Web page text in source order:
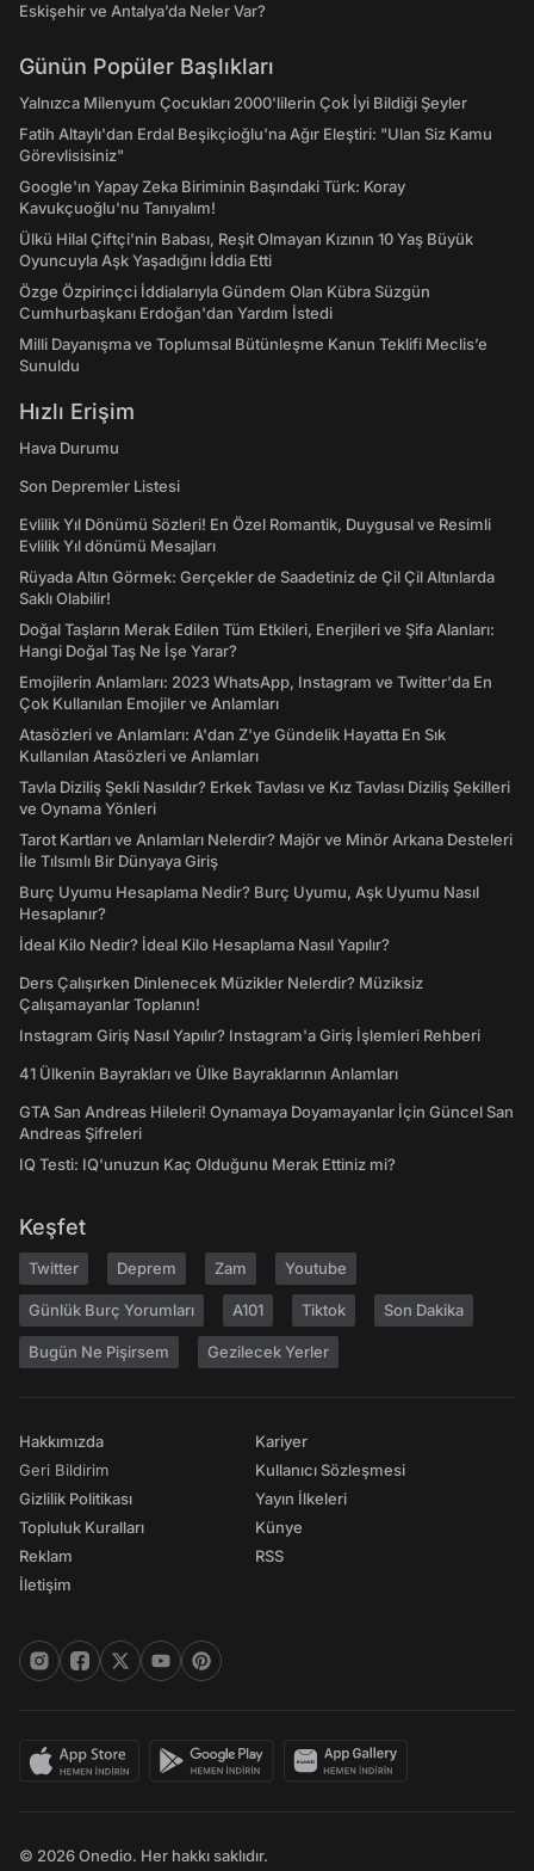
Eskişehir ve Antalya’da Neler Var?
Günün Popüler Başlıkları
Yalnızca Milenyum Çocukları 2000'lilerin Çok İyi Bildiği Şeyler
Fatih Altaylı'dan Erdal Beşikçioğlu'na Ağır Eleştiri: "Ulan Siz Kamu
Görevlisisiniz"
Google'ın Yapay Zeka Biriminin Başındaki Türk: Koray
Kavukçuoğlu'nu Tanıyalım!
Ülkü Hilal Çiftçi'nin Babası, Reşit Olmayan Kızının 10 Yaş Büyük
Oyuncuyla Aşk Yaşadığını İddia Etti
Özge Özpirinçci İddialarıyla Gündem Olan Kübra Süzgün
Cumhurbaşkanı Erdoğan'dan Yardım İstedi
Milli Dayanışma ve Toplumsal Bütünleşme Kanun Teklifi Meclis’e
Sunuldu
Hızlı Erişim
Hava Durumu
Son Depremler Listesi
Evlilik Yıl Dönümü Sözleri! En Özel Romantik, Duygusal ve Resimli
Evlilik Yıl dönümü Mesajları
Rüyada Altın Görmek: Gerçekler de Saadetiniz de Çil Çil Altınlarda
Saklı Olabilir!
Doğal Taşların Merak Edilen Tüm Etkileri, Enerjileri ve Şifa Alanları:
Hangi Doğal Taş Ne İşe Yarar?
Emojilerin Anlamları: 2023 WhatsApp, Instagram ve Twitter'da En
Çok Kullanılan Emojiler ve Anlamları
Atasözleri ve Anlamları: A'dan Z'ye Gündelik Hayatta En Sık
Kullanılan Atasözleri ve Anlamları
Tavla Diziliş Şekli Nasıldır? Erkek Tavlası ve Kız Tavlası Diziliş Şekilleri
ve Oynama Yönleri
Tarot Kartları ve Anlamları Nelerdir? Majör ve Minör Arkana Desteleri
İle Tılsımlı Bir Dünyaya Giriş
Burç Uyumu Hesaplama Nedir? Burç Uyumu, Aşk Uyumu Nasıl
Hesaplanır?
İdeal Kilo Nedir? İdeal Kilo Hesaplama Nasıl Yapılır?
Ders Çalışırken Dinlenecek Müzikler Nelerdir? Müziksiz
Çalışamayanlar Toplanın!
Instagram Giriş Nasıl Yapılır? Instagram'a Giriş İşlemleri Rehberi
41 Ülkenin Bayrakları ve Ülke Bayraklarının Anlamları
GTA San Andreas Hileleri! Oynamaya Doyamayanlar İçin Güncel San
Andreas Şifreleri
IQ Testi: IQ'unuzun Kaç Olduğunu Merak Ettiniz mi?
Keşfet
Twitter Deprem Zam Youtube
Günlük Burç Yorumları A101 Tiktok Son Dakika
Bugün Ne Pişirsem Gezilecek Yerler
Hakkımızda
Geri Bildirim
Gizlilik Politikası
Topluluk Kuralları
Reklam
İletişim
Kariyer
Kullanıcı Sözleşmesi
Yayın İlkeleri
Künye
RSS
© 2026 Onedio. Her hakkı saklıdır.